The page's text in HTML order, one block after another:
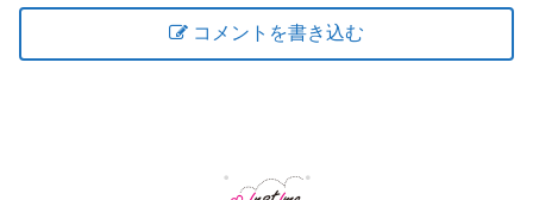
コメントを書き込む